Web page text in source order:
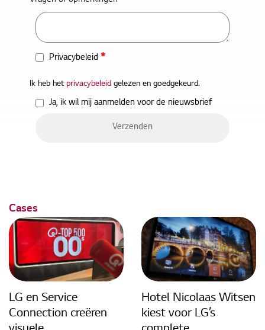
Privacybeleid *
Ik heb het privacybeleid gelezen en goedgekeurd.
Ja, ik wil mij aanmelden voor de nieuwsbrief
Cases
LG en Service
Connection creëren
Hotel Nicolaas Witsen
kiest voor LG’s